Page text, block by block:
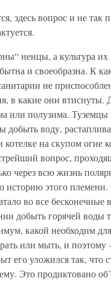
здесь вопрос и не так
ненцы, а культура
и своеобразна. К
не
в какие они втиснуты.
или полузима.
добыть воду,
на скупом огне
вопрос,
через всю жизнь
историю этого племени.
во все бесконечные
добыть горячей воды
какой необходим
или мыть, и поэтому
его уложился так, что
Это продиктовано